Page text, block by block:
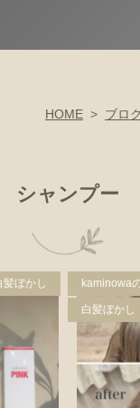
HOME > ブロ
シャンプー
髪ぼかし kaminowa
白髪ぼかし